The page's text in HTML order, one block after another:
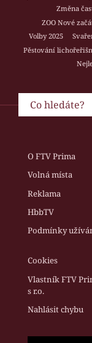
Změna
ZOO Nové
Volby 2025
Pěstování
O FTV Prima
Volná místa
Reklama
HbbTV
Podmínky
Cookies
Vlastník FTV
s r.o.
Nahlásit chybu